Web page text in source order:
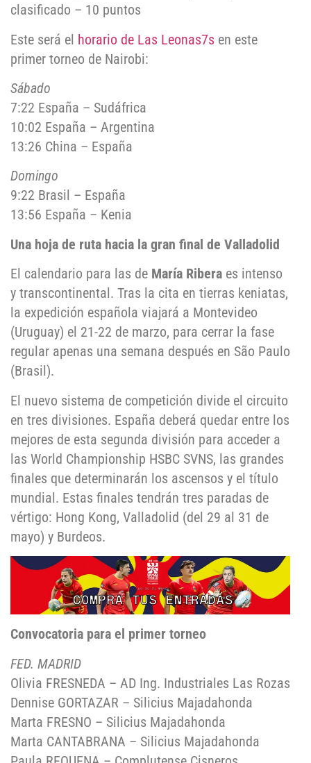
clasificado – 10 puntos
Este será el horario de Las Leonas7s en este
primer torneo de Nairobi:
Sábado
7:22 España – Sudáfrica
10:02 España – Argentina
13:26 China – España
Domingo
9:22 Brasil – España
13:56 España – Kenia
Una hoja de ruta hacia la gran final de Valladolid
El calendario para las de María Ribera es intenso
y transcontinental. Tras la cita en tierras keniatas,
la expedición española viajará a Montevideo
(Uruguay) el 21-22 de marzo, para cerrar la fase
regular apenas una semana después en São Paulo
(Brasil).
El nuevo sistema de competición divide el circuito
en tres divisiones. España deberá quedar entre los
mejores de esta segunda división para acceder a
las World Championship HSBC SVNS, las grandes
finales que determinarán los ascensos y el título
mundial. Estas finales tendrán tres paradas de
vértigo: Hong Kong, Valladolid (del 29 al 31 de
mayo) y Burdeos.
Convocatoria para el primer torneo
FED. MADRID
Olivia FRESNEDA – AD Ing. Industriales Las Rozas
Dennise GORTAZAR – Silicius Majadahonda
Marta FRESNO – Silicius Majadahonda
Marta CANTABRANA – Silicius Majadahonda